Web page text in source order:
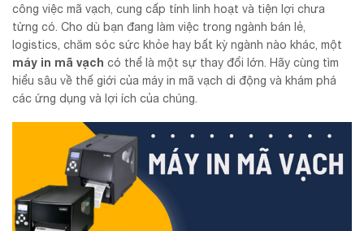
công việc mã vạch, cung cấp tính linh hoạt và tiện lợi chưa
từng có. Cho dù bạn đang làm việc trong ngành bán lẻ,
logistics, chăm sóc sức khỏe hay bất kỳ ngành nào khác, một
máy in mã vạch có thể là một sự thay đổi lớn. Hãy cùng tìm
hiểu sâu về thế giới của máy in mã vạch di động và khám phá
các ứng dụng và lợi ích của chúng.